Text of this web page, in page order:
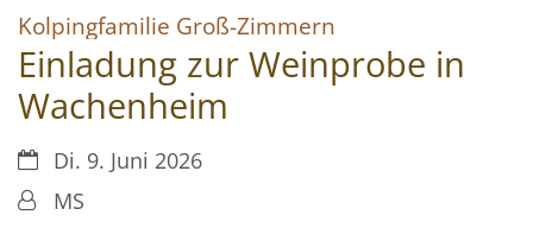
Kolpingfamilie Groß-Zimmern
Einladung zur Weinprobe in
Wachenheim
Datum:Di. 9. Juni 2026
Von:MS